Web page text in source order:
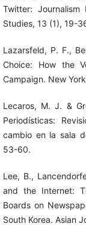
Twitter: Journalism
Studies, 13 (1), 19-
Lazarsfeld, P. F.,
Choice: How the
Campaign. New
Lecaros, M. J. &
Periodísticas:
cambio en la sala
53-60.
Lee, B.,
and the Internet:
Boards on
South Korea. Asian